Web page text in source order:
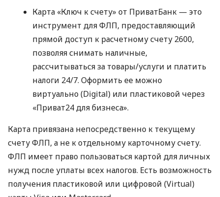
Карта «Ключ к счету» от ПриватБанк — это
инструмент для ФЛП, предоставляющий
прямой доступ к расчетному счету 2600,
позволяя снимать наличные,
рассчитываться за товары/услуги и платить
налоги 24/7. Оформить ее можно
виртуально (Digital) или пластиковой через
«Приват24 для бизнеса».
Карта привязана непосредственно к текущему
счету ФЛП, а не к отдельному карточному счету.
ФЛП имеет право пользоваться картой для личных
нужд после уплаты всех налогов. Есть возможность
получения пластиковой или цифровой (Virtual)